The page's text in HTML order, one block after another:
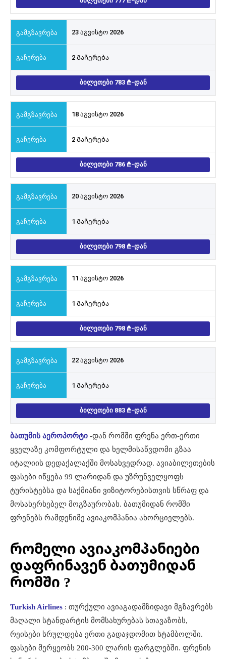
23 აგვისტო 2026
2 Გაჩერება
ᲑᲘᲚᲔᲗᲔᲑᲘ 783 -ᲓᲐᲜ
18 აგვისტო 2026
2 Გაჩერება
ᲑᲘᲚᲔᲗᲔᲑᲘ 786 -ᲓᲐᲜ
20 აგვისტო 2026
1 Გაჩერება
ᲑᲘᲚᲔᲗᲔᲑᲘ 798 -ᲓᲐᲜ
11 აგვისტო 2026
1 Გაჩერება
ᲑᲘᲚᲔᲗᲔᲑᲘ 798 -ᲓᲐᲜ
22 აგვისტო 2026
1 Გაჩერება
ᲑᲘᲚᲔᲗᲔᲑᲘ 883 -ᲓᲐᲜ
ბათუმის აეროპორტი -დან რომში ფრენა ერთ-ერთი
ყველაზე კომფორტული და ხელმისაწვდომი გზაა
იტალიის დედაქალაქში მოსახვედრად. ავიაბილეთების
ფასები იწყება 99 ლარიდან და უზრუნველყოფს
ტურისტებსა და საქმიანი ვიზიტორებისთვის სწრაფ და
მოსახერხებელ მოგზაურობას. ბათუმიდან რომში
ფრენებს რამდენიმე ავიაკომპანია ახორციელებს.
რომელი ავიაკომპანიები
დაფრინავენ ბათუმიდან
რომში ?
Turkish Airlines : თურქული ავიაგადამზიდავი მგზავრებს
მაღალი სტანდარტის მომსახურებას სთავაზობს,
რეისები სრულდება ერთი გადაჯდომით სტამბოლში.
ფასები მერყეობს 200-300 ლარის ფარგლებში. ფრენის